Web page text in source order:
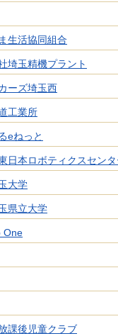
生活協同組合
埼玉精機プラント
ーズ埼玉西
工業所
eねっと
日本ロボティクスセンタ
大学
県立大学
One
課後児童クラブ